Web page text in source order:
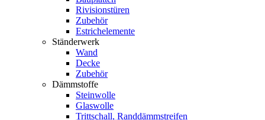
Rivisionstüren
Zubehör
Estrichelemente
Ständerwerk
Wand
Decke
Zubehör
Dämmstoffe
Steinwolle
Glaswolle
Trittschall, Randdämmstreifen